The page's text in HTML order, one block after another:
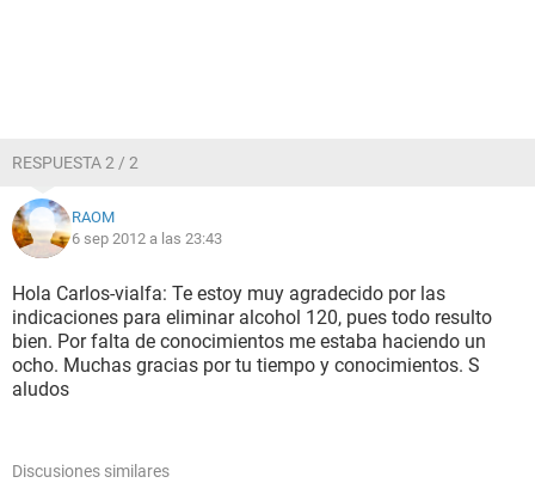
RESPUESTA 2 / 2
RAOM
6 sep 2012 a las 23:43
Hola Carlos-vialfa: Te estoy muy agradecido por las
indicaciones para eliminar alcohol 120, pues todo resulto
bien. Por falta de conocimientos me estaba haciendo un
ocho. Muchas gracias por tu tiempo y conocimientos. S
aludos
Discusiones similares